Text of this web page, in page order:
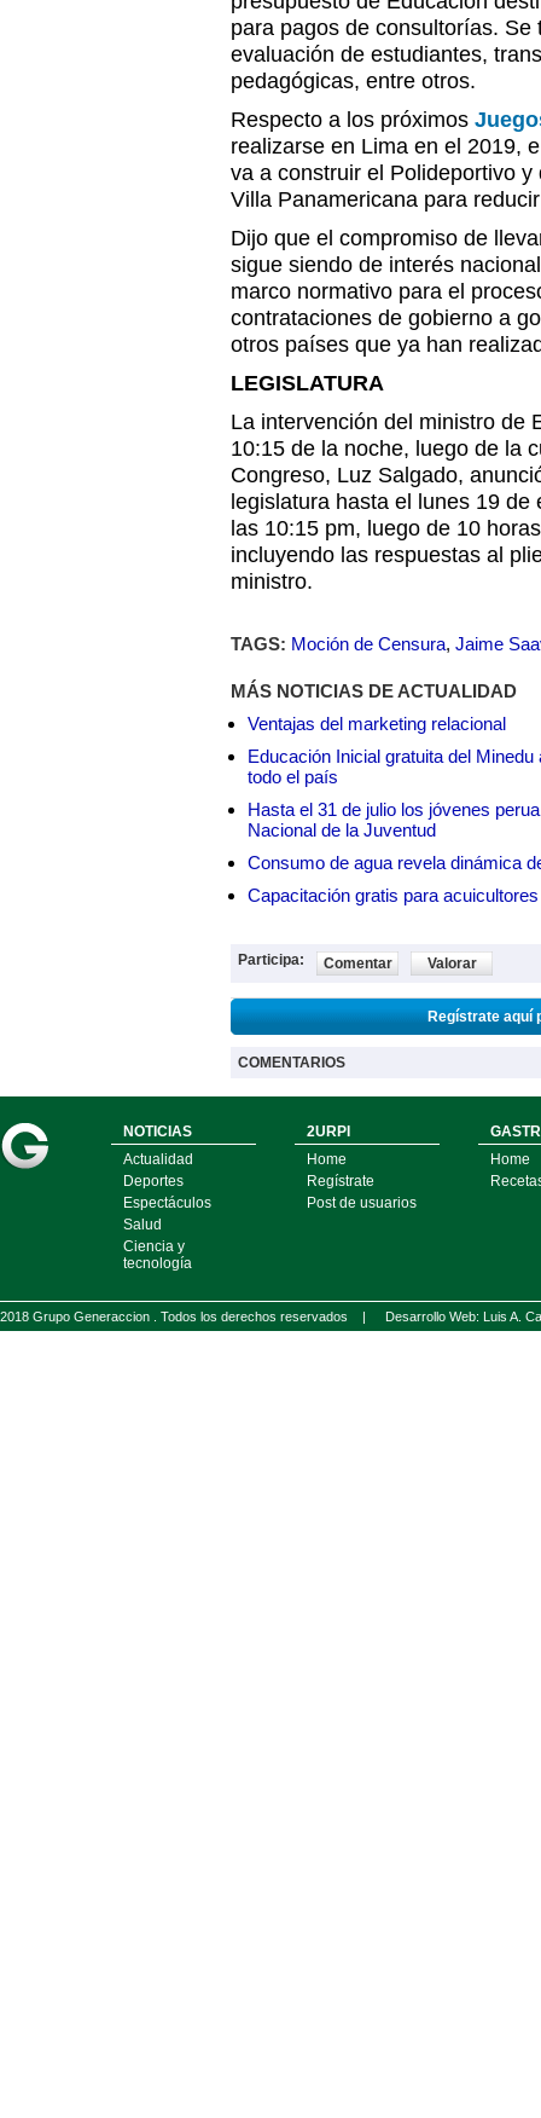
para pagos de consultorías.
evaluación de estudiantes,
pedagógicas, entre otros.
Respecto a los próximos
realizarse en Lima en el 2019,
va a construir el Polideportivo
Villa Panamericana para
Dijo que el compromiso de
sigue siendo de interés
marco normativo para el
contrataciones de gobierno a
otros países que ya han
LEGISLATURA
La intervención del ministro de
10:15 de la noche, luego de la
Congreso, Luz Salgado,
legislatura hasta el lunes 19
las 10:15 pm, luego de 10
incluyendo las respuestas al
ministro.
TAGS: Moción de Censura, Jaime
MÁS NOTICIAS DE ACTUALIDAD
Ventajas del marketing relacional
Educación Inicial gratuita del
todo el país
Hasta el 31 de julio los jóvenes
Nacional de la Juventud
Consumo de agua revela dinámica
Capacitación gratis para
Participa: Comentar Valorar
Regístrate aquí
COMENTARIOS
NOTICIAS
Actualidad
Deportes
Espectáculos
Salud
Ciencia y
tecnología
2URPI
Home
Regístrate
Post de usuarios
Home
2018 Grupo Generaccion . Todos los derechos reservados | Desarrollo Web: Luis